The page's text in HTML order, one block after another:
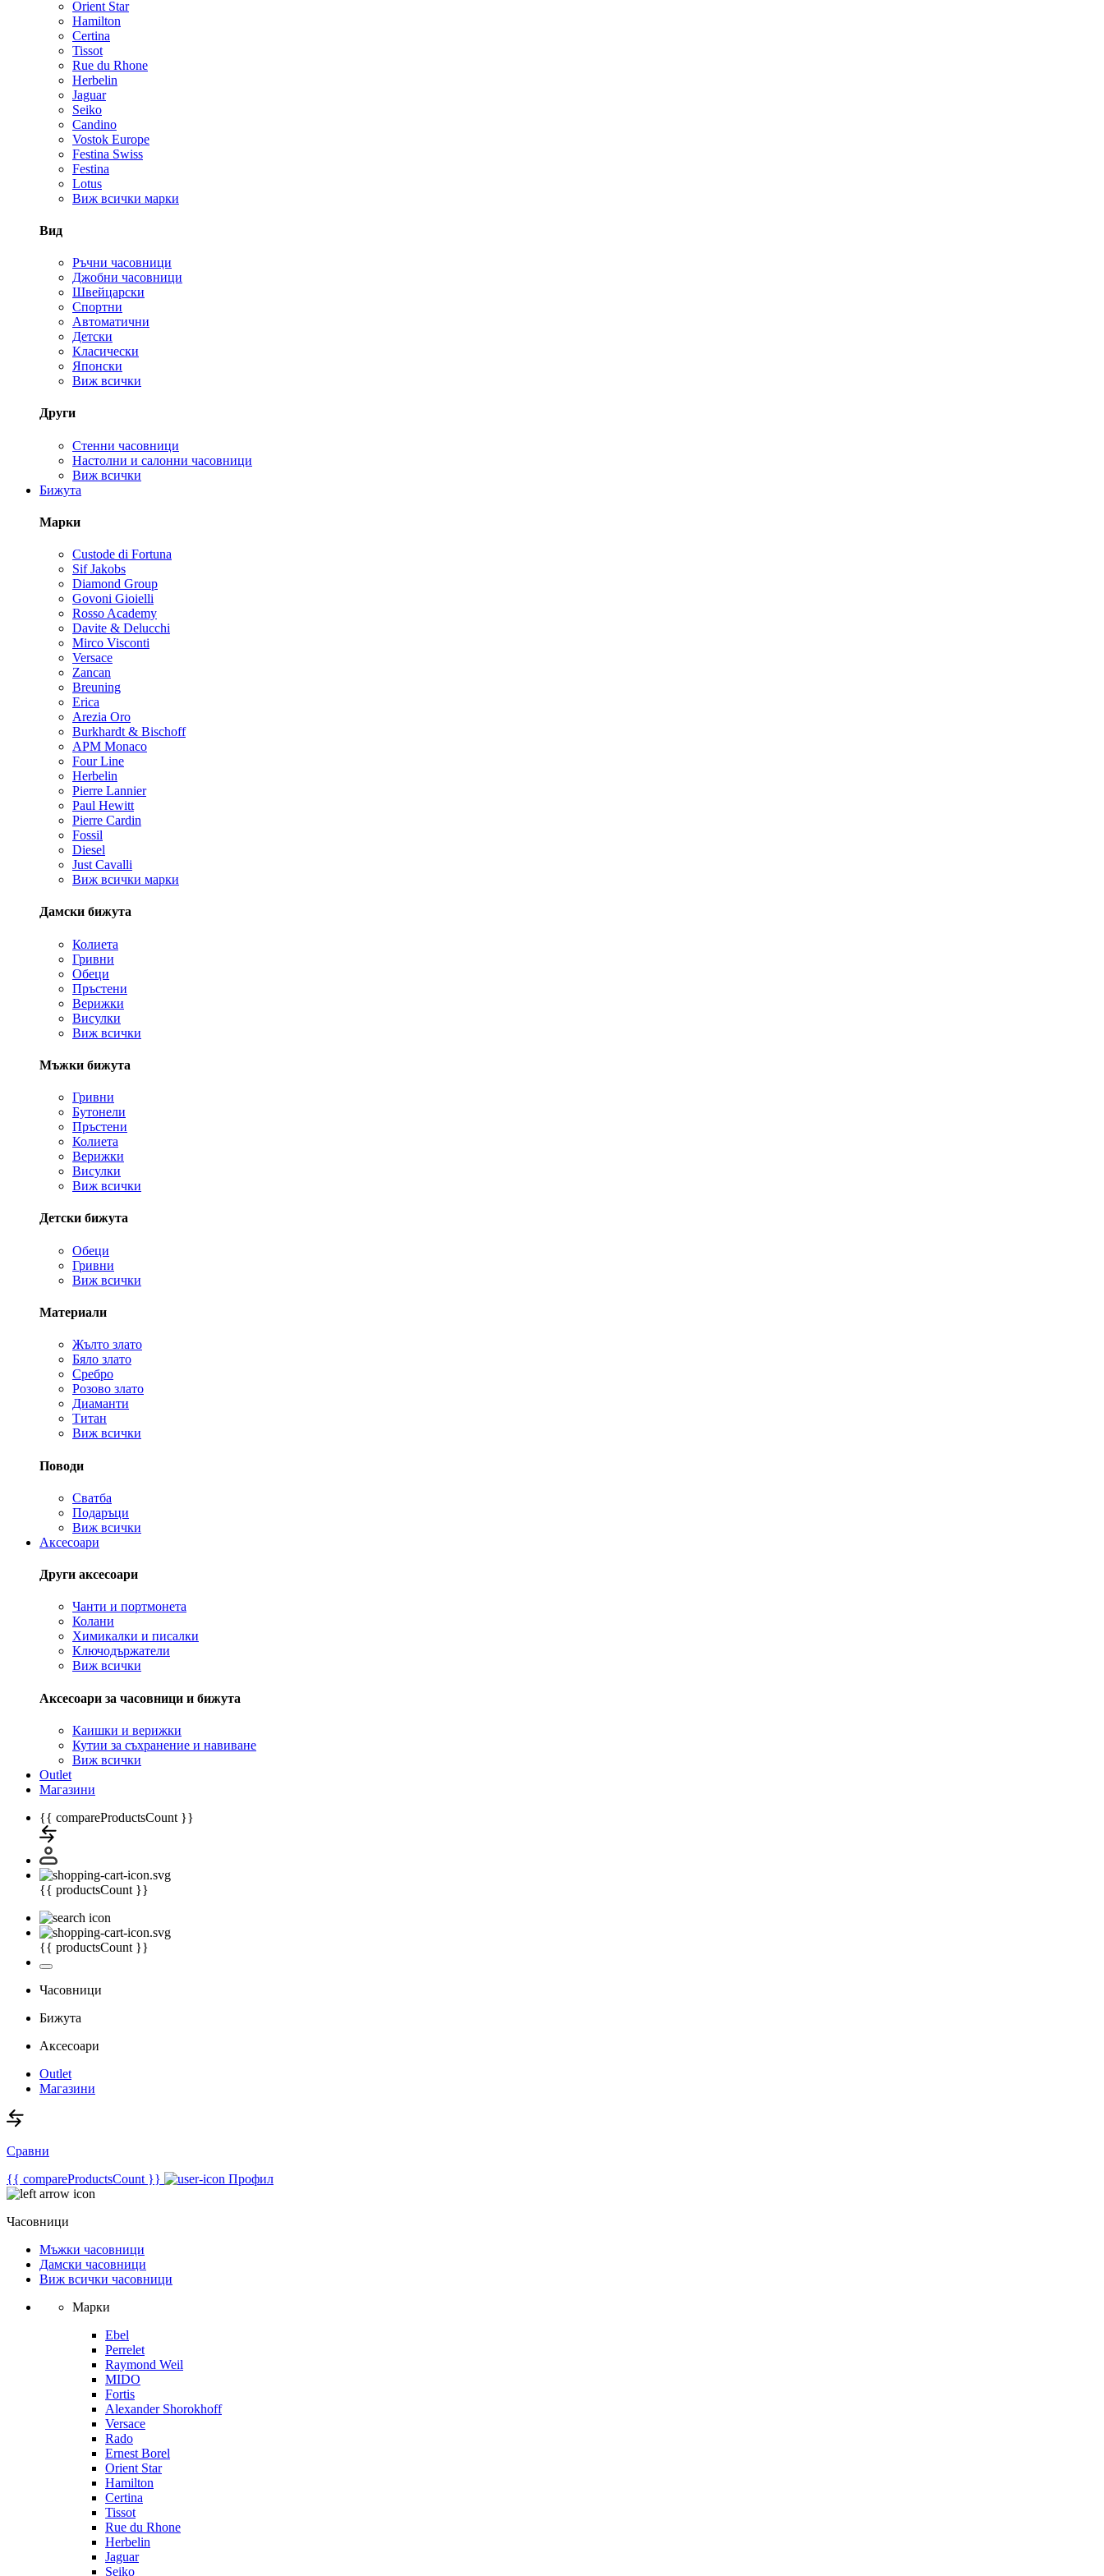
Orient Star
Hamilton
Certina
Tissot
Rue du Rhone
Herbelin
Jaguar
Seiko
Candino
Vostok Europe
Festina Swiss
Festina
Lotus
Виж всички марки
Вид
Ръчни часовници
Джобни часовници
Швейцарски
Спортни
Автоматични
Детски
Класически
Японски
Виж всички
Други
Стенни часовници
Настолни и салонни часовници
Виж всички
Бижута
Марки
Custode di Fortuna
Sif Jakobs
Diamond Group
Govoni Gioielli
Rosso Academy
Davite & Delucchi
Mirco Visconti
Versace
Zancan
Breuning
Erica
Arezia Oro
Burkhardt & Bischoff
APM Monaco
Four Line
Herbelin
Pierre Lannier
Paul Hewitt
Pierre Cardin
Fossil
Diesel
Just Cavalli
Виж всички марки
Дамски бижута
Колиета
Гривни
Обеци
Пръстени
Верижки
Висулки
Виж всички
Мъжки бижута
Гривни
Бутонели
Пръстени
Колиета
Верижки
Висулки
Виж всички
Детски бижута
Обеци
Гривни
Виж всички
Материали
Жълто злато
Бяло злато
Сребро
Розово злато
Диаманти
Титан
Виж всички
Поводи
Сватба
Подаръци
Виж всички
Аксесоари
Други аксесоари
Чанти и портмонета
Колани
Химикалки и писалки
Ключодържатели
Виж всички
Аксесоари за часовници и бижута
Каишки и верижки
Кутии за съхранение и навиване
Виж всички
Outlet
Магазини
{{ compareProductsCount }}
{{ productsCount }}
{{ productsCount }}
Часовници
Бижута
Аксесоари
Outlet
Магазини
Сравни
{{ compareProductsCount }}
Профил
Часовници
Мъжки часовници
Дамски часовници
Виж всички часовници
Марки
Ebel
Perrelet
Raymond Weil
MIDO
Fortis
Alexander Shorokhoff
Versace
Rado
Ernest Borel
Orient Star
Hamilton
Certina
Tissot
Rue du Rhone
Herbelin
Jaguar
Seiko